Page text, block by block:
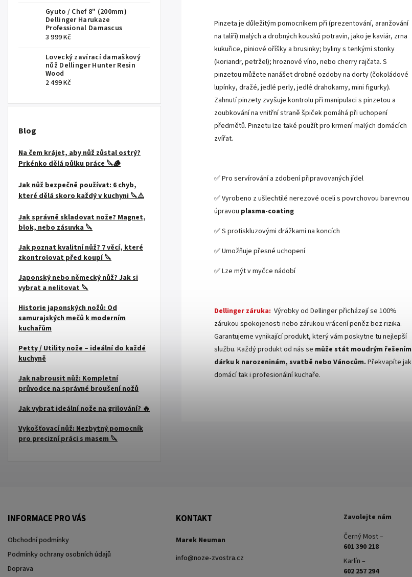
Gyuto / Chef 8" (200mm)
Dellinger Harukaze
Professional Damascus
3 999 Kč
Lovecký zavírací damaškový
nůž Dellinger Hunter Resin
Wood
2 499 Kč
Blog
Na čem krájet, aby nůž zůstal ostrý?
Prkénko dělá půlku práce 🔪🪵
Jak nůž bezpečně používat: 6 chyb,
které dělá skoro každý v kuchyni 🔪⚠️
Jak správně skladovat nože? Magnet,
blok, nebo zásuvka 🔪
Jak poznat kvalitní nůž? 7 věcí, které
zkontrolovat před koupí 🔪
Japonský nebo německý nůž? Jak si
vybrat a nelitovat 🔪
Historie japonských nožů: Od
samurajských mečů k moderním
kuchařům
Petty / Utility nože – ideální do každé
kuchyně
Jak nabrousit nůž: Kompletní
průvodce na správné broušení nožů
Jak vybrat ideální nože na grilování? 🔥
Vykošťovací nůž: Nezbytný pomocník
pro precizní práci s masem 🔪
Pinzeta je důležitým pomocníkem při (prezentování, aranžování
na talíři) malých a drobných kousků potravin, jako je kaviár, zrna
kukuřice, piniové oříšky a brusinky; byliny s tenkými stonky
(koriandr, petržel); hroznové víno, nebo cherry rajčata. S
pinzetou můžete nanášet drobné ozdoby na dorty (čokoládové
lupínky, dražé, jedlé perly, jedlé drahokamy, mini figurky).
Zahnutí pinzety zvyšuje kontrolu při manipulaci s pinzetou a
zoubkování na vnitřní straně špiček pomáhá při uchopení
předmětů. Pinzetu lze také použít pro krmení malých domácích
zvířat.
✅ Pro servírování a zdobení připravovaných jídel
✅ Vyrobeno z ušlechtilé nerezové oceli s povrchovou barevnou
úpravou plasma-coating
✅ S protiskluzovými drážkami na koncích
✅ Umožňuje přesné uchopení
✅ Lze mýt v myčce nádobí
Dellinger záruka: Výrobky od Dellinger přicházejí se 100%
zárukou spokojenosti nebo zárukou vrácení peněz bez rizika.
Garantujeme vynikající produkt, který vám poskytne tu nejlepší
službu. Každý produkt od nás se může stát moudrým řešením
dárku k narozeninám, svatbě nebo Vánocům. Překvapíte jak
domácí tak i profesionální kuchaře.
INFORMACE PRO VÁS
Obchodní podmínky
Podmínky ochrany osobních údajů
Doprava
KONTAKT
Marek Neuman
info@noze-zvostra.cz
Zavolejte nám
Černý Most –
601 390 218
Karlín –
602 257 294